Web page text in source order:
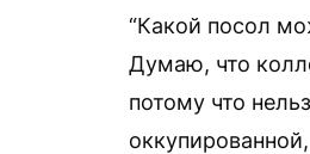
“Какой посол
Думаю, что
потому что